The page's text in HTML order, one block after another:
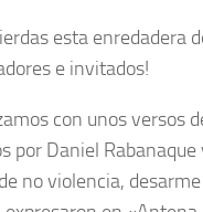
esta enredadera
e invitados!
con unos versos
por Daniel
no violencia,